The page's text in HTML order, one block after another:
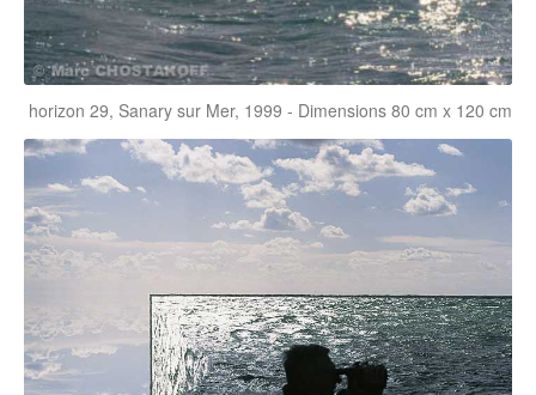
horizon 29, Sanary sur Mer, 1999 - Dimensions 80 cm x 120 cm